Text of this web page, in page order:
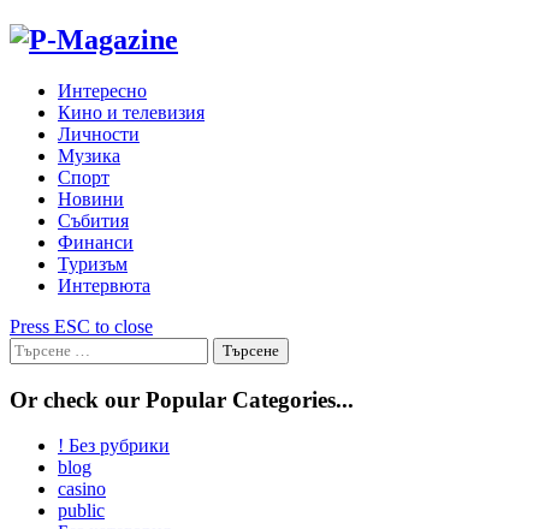
Skip
Интересно
Кино и телевизия
Личности
Музика
Спорт
Новини
Събития
Финанси
Туризъм
Интервюта
Press ESC to close
Търсене
за:
Or check our Popular Categories...
! Без рубрики
blog
casino
public